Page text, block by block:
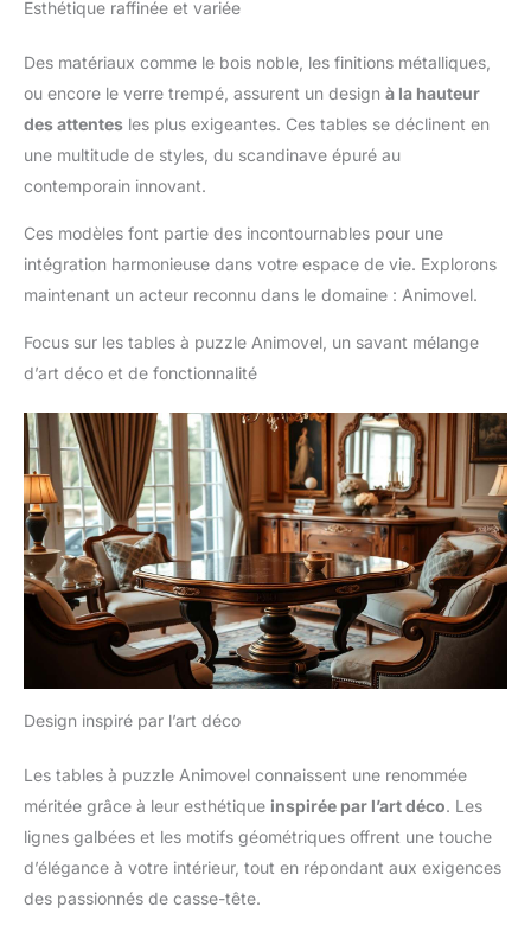
Esthétique raffinée et variée
Des matériaux comme le bois noble, les finitions métalliques,
ou encore le verre trempé, assurent un design à la hauteur
des attentes les plus exigeantes. Ces tables se déclinent en
une multitude de styles, du scandinave épuré au
contemporain innovant.
Ces modèles font partie des incontournables pour une
intégration harmonieuse dans votre espace de vie. Explorons
maintenant un acteur reconnu dans le domaine : Animovel.
Focus sur les tables à puzzle Animovel, un savant mélange
d’art déco et de fonctionnalité
Design inspiré par l’art déco
Les tables à puzzle Animovel connaissent une renommée
méritée grâce à leur esthétique inspirée par l’art déco. Les
lignes galbées et les motifs géométriques offrent une touche
d’élégance à votre intérieur, tout en répondant aux exigences
des passionnés de casse-tête.